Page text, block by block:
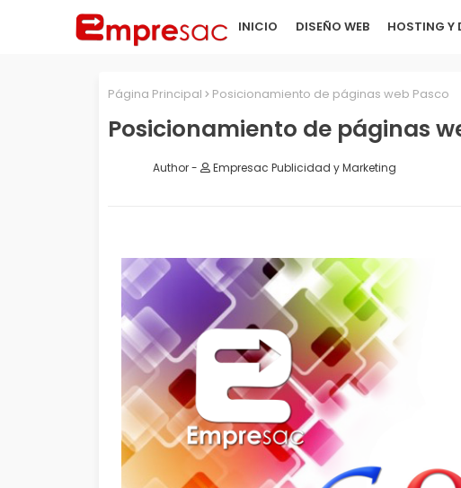
INICIO DISEÑO WEB HOSTING Y
Página Principal Posicionamiento de páginas web Pasco
Posicionamiento de páginas
Empresac Publicidad y Marketing